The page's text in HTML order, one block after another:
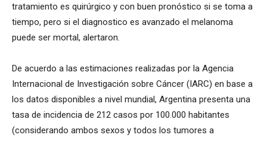
tratamiento es quirúrgico y con buen pronóstico si se toma a
tiempo, pero si el diagnostico es avanzado el melanoma
puede ser mortal, alertaron.
De acuerdo a las estimaciones realizadas por la Agencia
Internacional de Investigación sobre Cáncer (IARC) en base a
los datos disponibles a nivel mundial, Argentina presenta una
tasa de incidencia de 212 casos por 100.000 habitantes
(considerando ambos sexos y todos los tumores a